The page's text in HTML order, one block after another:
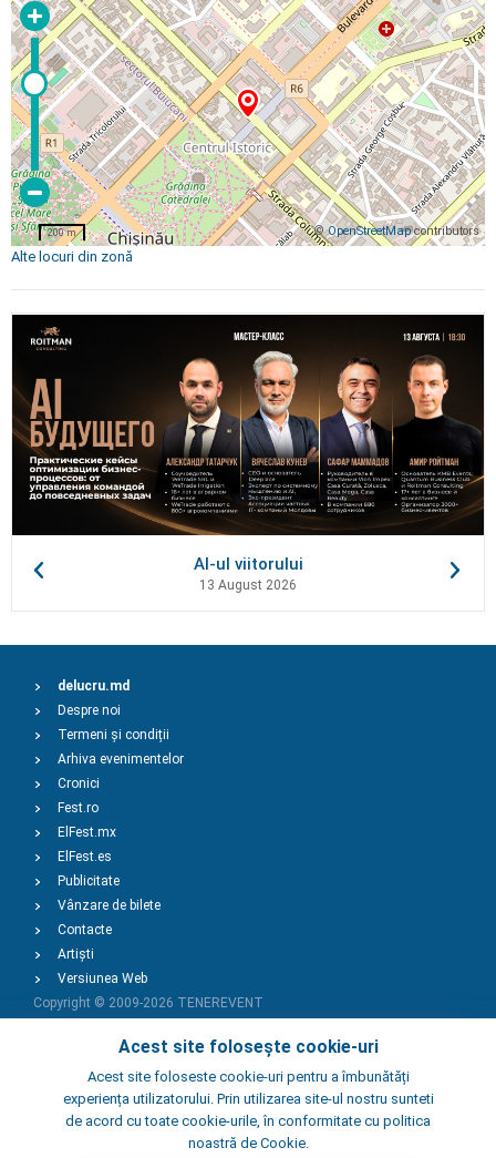
©OpenStreetMapcontributors
200 m
Alte locuri din zonă
AI-ul viitorului
13 August 2026
Acest site folosește cookie-uri
Acest site foloseste cookie-uri pentru a îmbunătăți
experiența utilizatorului. Prin utilizarea site-ul nostru sunteti
de acord cu toate cookie-urile, în conformitate cu politica
noastră de Cookie.
delucru.md
Despre noi
Termeni și condiții
Arhiva evenimentelor
Cronici
Fest.ro
ElFest.mx
ElFest.es
Publicitate
Vânzare de bilete
Contacte
Artiști
Versiunea Web
Copyright © 2009-2026 TENEREVENT
Adaugă Eveniment
Adaugă Local